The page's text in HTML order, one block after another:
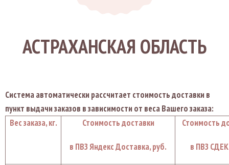
АСТРАХАНСКАЯ ОБЛАСТЬ
Система автоматически рассчитает стоимость доставки в
пункт выдачи заказов в зависимости от веса Вашего заказа:
Вес заказа, кг.
Стоимость доставки
в ПВЗ Яндекс Доставка, руб.
Стоимость
в ПВЗ